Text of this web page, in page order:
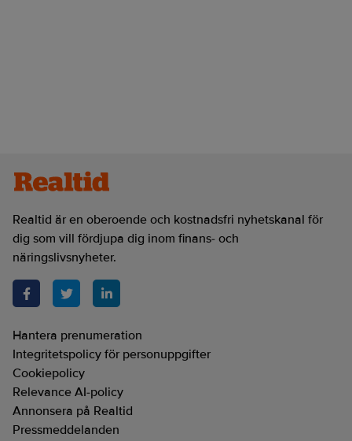
Realtid är en oberoende och kostnadsfri nyhetskanal för
dig som vill fördjupa dig inom finans- och
näringslivsnyheter.
Hantera prenumeration
Integritetspolicy för personuppgifter
Cookiepolicy
Relevance AI-policy
Annonsera på Realtid
Pressmeddelanden